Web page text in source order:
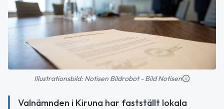
Illustrationsbild: Notisen Bildrobot - Bild Notisen
Valnämnden i Kiruna har fastställt lokala